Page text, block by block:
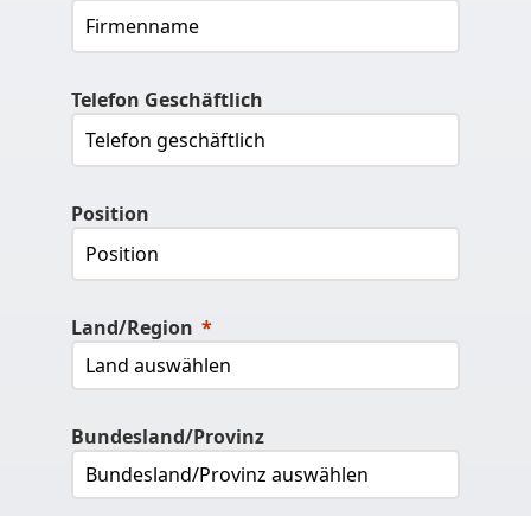
Telefon Geschäftlich
Position
Land/Region
Bundesland/Provinz